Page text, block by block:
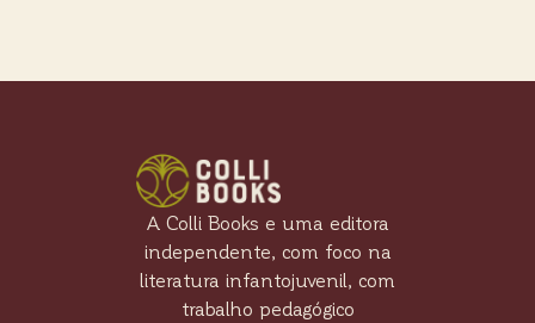
A Colli Books e uma editora
independente, com foco na
literatura infantojuvenil, com
trabalho pedagógico